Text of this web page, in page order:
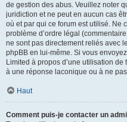
de gestion des abus. Veuillez noter
juridiction et ne peut en aucun cas
où et par qui ce forum est utilisé. Ne
problème d’ordre légal
ne sont pas directement reliés avec
phpBB en lui-même. Si vous
Limited à propos d’une utilisation
à une réponse laconique ou à ne
Haut
Comment puis-je contacter un